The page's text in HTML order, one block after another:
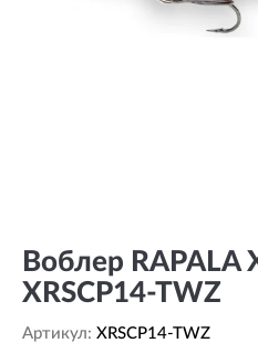
Воблер RAPALA
XRSCP14-TWZ
Артикул: XRSCP14-TWZ